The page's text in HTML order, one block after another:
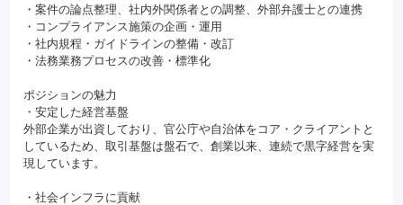
・案件の論点整理、社内外関係者との調整、外部弁護士との連携
・コンプライアンス施策の企画・運用
・社内規程・ガイドラインの整備・改訂
・法務業務プロセスの改善・標準化
ポジションの魅力
・安定した経営基盤
外部企業が出資しており、官公庁や自治体をコア・クライアントと
しているため、取引基盤は盤石で、創業以来、連続で黒字経営を実
現しています。
・社会インフラに貢献